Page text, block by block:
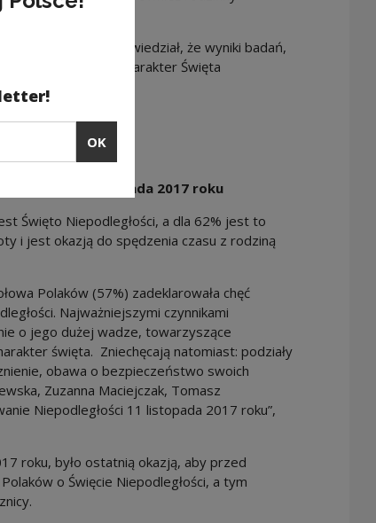
Wiśniewski powiedział, że wyniki badań,
kulturotwórczy charakter Święta
z debatyNote, the link will open in a new window
11 listopada 2017 roku
Święto Niepodległości, a dla 62% jest to
i jest okazją do spędzenia czasu z rodziną
Polaków (57%) zadeklarowała chęć
Najważniejszymi czynnikami
o jego dużej wadze, towarzyszące
święta. Zniechęcają natomiast: podziały
obawa o bezpieczeństwo swoich
Zuzanna Maciejczak, Tomasz
Niepodległości 11 listopada 2017 roku”,
roku, było ostatnią okazją, aby przed
o Święcie Niepodległości, a tym
OK